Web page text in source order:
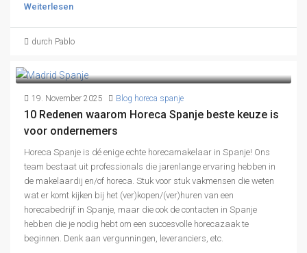
Weiterlesen
durch Pablo
19. November 2025 Blog horeca spanje
10 Redenen waarom Horeca Spanje beste keuze is
voor ondernemers
Horeca Spanje is dé enige echte horecamakelaar in Spanje! Ons
team bestaat uit professionals die jarenlange ervaring hebben in
de makelaardij en/of horeca. Stuk voor stuk vakmensen die weten
wat er komt kijken bij het (ver)kopen/(ver)huren van een
horecabedrijf in Spanje, maar die ook de contacten in Spanje
hebben die je nodig hebt om een succesvolle horecazaak te
beginnen. Denk aan vergunningen, leveranciers, etc.